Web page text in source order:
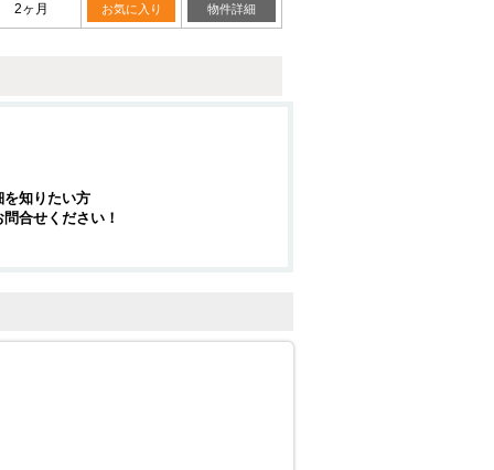
2ヶ月 お気に入り 物件詳細
を知りたい方
合せください！